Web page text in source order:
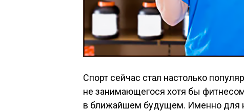
Спорт сейчас стал настолько
не занимающегося хотя бы
в ближайшем будущем. Именно для